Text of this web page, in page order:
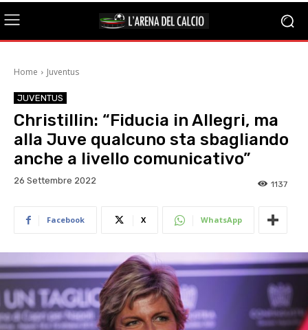
Home Juventus
JUVENTUS
Christillin: “Fiducia in Allegri, ma
alla Juve qualcuno sta sbagliando
anche a livello comunicativo”
26 Settembre 2022 1137
Facebook X WhatsApp